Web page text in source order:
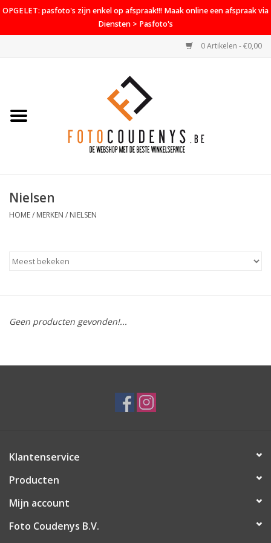
OPGELET: pasfoto's zijn enkel op afspraak!!! Maak online een afspraak via
Diensten > Pasfoto's
0 Artikelen - €0,00
Home
PROMO
Contact
Nielsen
HOME/ MERKEN / NIELSEN
Geen producten gevonden!...
Klantenservice
Producten
Mijn account
Foto Coudenys B.V.